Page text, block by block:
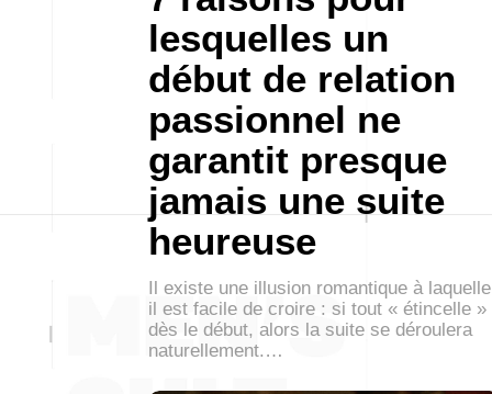
lesquelles un
début de relation
passionnel ne
garantit presque
jamais une suite
heureuse
Il existe une illusion romantique à laquelle
il est facile de croire : si tout « étincelle »
dès le début, alors la suite se déroulera
naturellement.…